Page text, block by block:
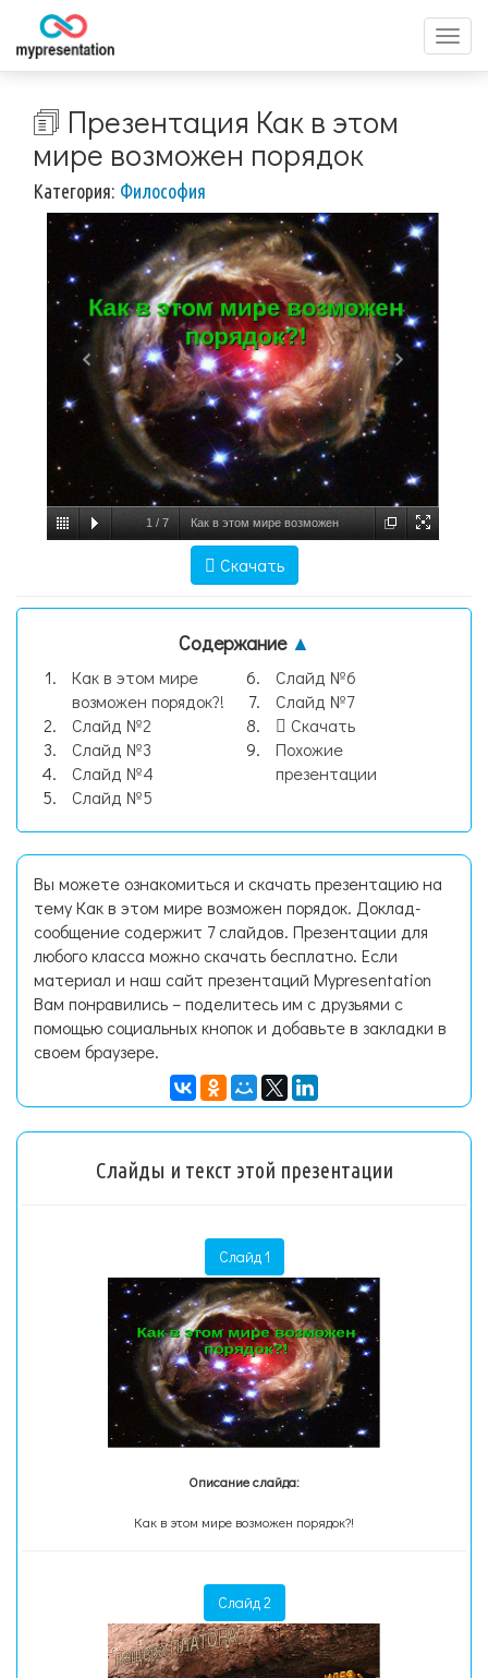
меню
🗊 Презентация Как в этом
мире возможен порядок
Категория: Философия
1 / 7 Как в этом мире возможен
Скачать
Содержание ▲
Как в этом мире
возможен порядок?!
Слайд №2
Слайд №3
Слайд №4
Слайд №5
Слайд №6
Слайд №7
Скачать
Похожие
презентации
Вы можете ознакомиться и скачать презентацию на
тему Как в этом мире возможен порядок. Доклад-
сообщение содержит 7 слайдов. Презентации для
любого класса можно скачать бесплатно. Если
материал и наш сайт презентаций Mypresentation
Вам понравились – поделитесь им с друзьями с
помощью социальных кнопок и добавьте в закладки в
своем браузере.
Слайды и текст этой презентации
Слайд 1
Описание слайда:
Как в этом мире возможен порядок?!
Слайд 2